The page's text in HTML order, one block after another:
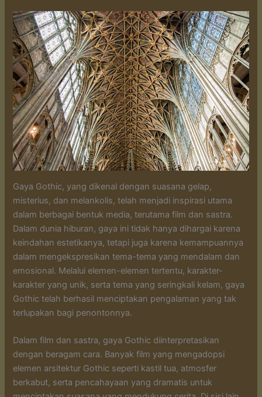
Gaya Gothic, yang dikenal dengan suasana gelap,
misterius, dan melankolis, telah menjadi inspirasi utama
dalam berbagai bentuk media, terutama film dan sastra.
Dalam dunia hiburan, gaya ini tidak hanya dihargai karena
keindahan estetikanya, tetapi juga karena kemampuannya
dalam mengekspresikan tema-tema yang mendalam dan
emosional. Melalui elemen-elemen tertentu, karakter-
karakter yang unik, serta tema yang seringkali kelam, gaya
Gothic telah berhasil menciptakan pengalaman yang tak
terlupakan bagi penontonnya.
Dalam film dan sastra, gaya Gothic diinterpretasikan
dengan beragam cara. Banyak film yang mengadopsi
elemen arsitektur Gothic seperti kastil tua, atmosfer
berkabut, serta pencahayaan yang dramatis untuk